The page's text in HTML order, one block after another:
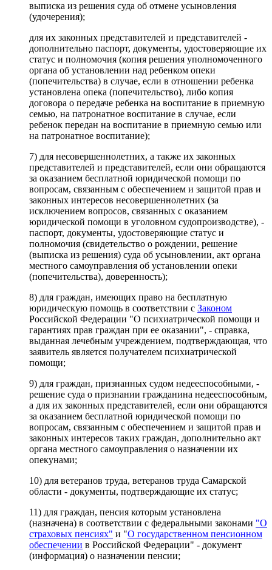
выписка из решения суда об отмене усыновления
(удочерения);
для их законных представителей и представителей -
дополнительно паспорт, документы, удостоверяющие их
статус и полномочия (копия решения уполномоченного
органа об установлении над ребенком опеки
(попечительства) в случае, если в отношении ребенка
установлена опека (попечительство), либо копия
договора о передаче ребенка на воспитание в приемную
семью, на патронатное воспитание в случае, если
ребенок передан на воспитание в приемную семью или
на патронатное воспитание);
7) для несовершеннолетних, а также их законных
представителей и представителей, если они обращаются
за оказанием бесплатной юридической помощи по
вопросам, связанным с обеспечением и защитой прав и
законных интересов несовершеннолетних (за
исключением вопросов, связанных с оказанием
юридической помощи в уголовном судопроизводстве), -
паспорт, документы, удостоверяющие статус и
полномочия (свидетельство о рождении, решение
(выписка из решения) суда об усыновлении, акт органа
местного самоуправления об установлении опеки
(попечительства), доверенность);
8) для граждан, имеющих право на бесплатную
юридическую помощь в соответствии с Законом
Российской Федерации "О психиатрической помощи и
гарантиях прав граждан при ее оказании", - справка,
выданная лечебным учреждением, подтверждающая, что
заявитель является получателем психиатрической
помощи;
9) для граждан, признанных судом недееспособными, -
решение суда о признании гражданина недееспособным,
а для их законных представителей, если они обращаются
за оказанием бесплатной юридической помощи по
вопросам, связанным с обеспечением и защитой прав и
законных интересов таких граждан, дополнительно акт
органа местного самоуправления о назначении их
опекунами;
10) для ветеранов труда, ветеранов труда Самарской
области - документы, подтверждающие их статус;
11) для граждан, пенсия которым установлена
(назначена) в соответствии с федеральными законами "О
страховых пенсиях" и "О государственном пенсионном
обеспечении в Российской Федерации" - документ
(информация) о назначении пенсии;